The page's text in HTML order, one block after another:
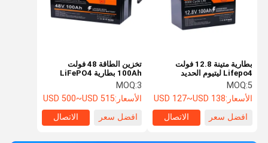
تخزين الطاقة 48 فولت
100Ah بطارية LiFePO4
للحصول على نظام الطاقة
الشمسية وخارج الشبكة
MOQ:3
الأسعار:USD 500~USD 515
افضل سعر
الاتصال
بطارية متينة 12.8 فولت
Lifepo4 ليتيوم الحديد
تخزين شمسية
MOQ:5
الأسعار:USD 127~USD 138
افضل سعر
الاتصال